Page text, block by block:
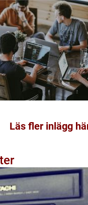
Läs fler inlägg